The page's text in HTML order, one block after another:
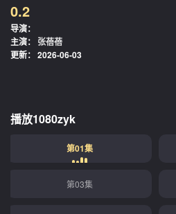
0.2
导演：
主演：
张蓓蓓
更新： 2026-06-03
播放1080zyk
第01集
第03集